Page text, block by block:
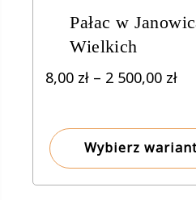
Pałac w
Wielkich
8,00 zł – 2 500,00 zł
do
Wybierz